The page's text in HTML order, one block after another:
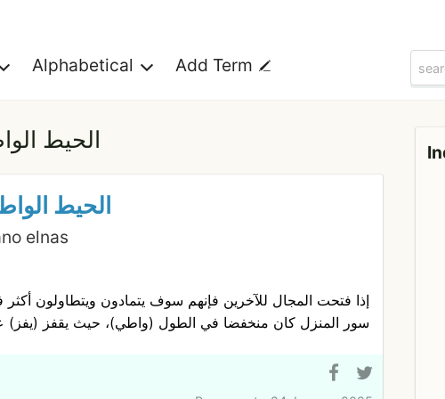
Alphabetical Add Term
الحيط
الحيط
elnas
إذا فتحت المجال للآخرين فإنهم سوف يتمادون ويتطاولون
سور المنزل كان منخفضا في الطول (واطي)، حيث يقفز (يفز)